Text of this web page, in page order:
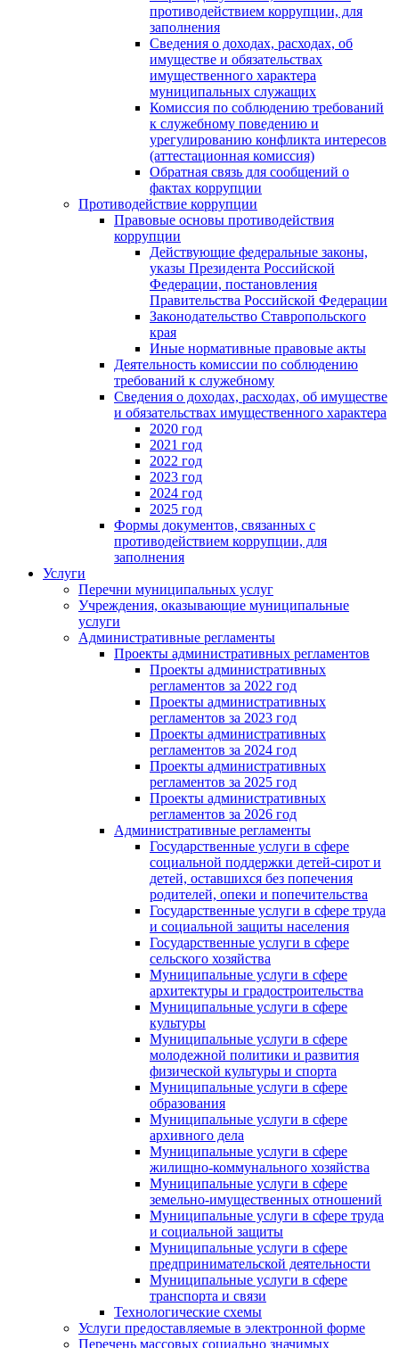
противодействием коррупции, для
заполнения
Сведения о доходах, расходах, об
имуществе и обязательствах
имущественного характера
муниципальных служащих
Комиссия по соблюдению требований
к служебному поведению и
урегулированию конфликта интересов
(аттестационная комиссия)
Обратная связь для сообщений о
фактах коррупции
Противодействие коррупции
Правовые основы противодействия
коррупции
Действующие федеральные законы,
указы Президента Российской
Федерации, постановления
Правительства Российской Федерации
Законодательство Ставропольского
края
Иные нормативные правовые акты
Деятельность комиссии по соблюдению
требований к служебному
Сведения о доходах, расходах, об имуществе
и обязательствах имущественного характера
2020 год
2021 год
2022 год
2023 год
2024 год
2025 год
Формы документов, связанных с
противодействием коррупции, для
заполнения
Услуги
Перечни муниципальных услуг
Учреждения, оказывающие муниципальные
услуги
Административные регламенты
Проекты административных регламентов
Проекты административных
регламентов за 2022 год
Проекты административных
регламентов за 2023 год
Проекты административных
регламентов за 2024 год
Проекты административных
регламентов за 2025 год
Проекты административных
регламентов за 2026 год
Административные регламенты
Государственные услуги в сфере
социальной поддержки детей-сирот и
детей, оставшихся без попечения
родителей, опеки и попечительства
Государственные услуги в сфере труда
и социальной защиты населения
Государственные услуги в сфере
сельского хозяйства
Муниципальные услуги в сфере
архитектуры и градостроительства
Муниципальные услуги в сфере
культуры
Муниципальные услуги в сфере
молодежной политики и развития
физической культуры и спорта
Муниципальные услуги в сфере
образования
Муниципальные услуги в сфере
архивного дела
Муниципальные услуги в сфере
жилищно-коммунального хозяйства
Муниципальные услуги в сфере
земельно-имущественных отношений
Муниципальные услуги в сфере труда
и социальной защиты
Муниципальные услуги в сфере
предпринимательской деятельности
Муниципальные услуги в сфере
транспорта и связи
Технологические схемы
Услуги предоставляемые в электронной форме
Перечень массовых социально значимых